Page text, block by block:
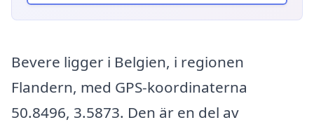
Bevere ligger i Belgien, i regionen
Flandern, med GPS-koordinaterna
50.8496, 3.5873. Den är en del av